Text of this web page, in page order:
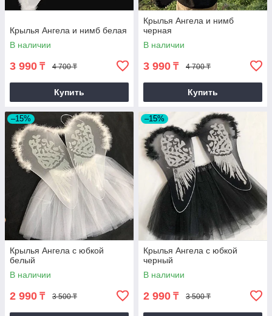
Крылья Ангела и нимб белая
В наличии
3 990 ₸ 4 700 ₸
Купить
Крылья Ангела и нимб
черная
В наличии
3 990 ₸ 4 700 ₸
Купить
–15%
Крылья Ангела с юбкой
белый
В наличии
2 990 ₸ 3 500 ₸
–15%
Крылья Ангела с юбкой
черный
В наличии
2 990 ₸ 3 500 ₸